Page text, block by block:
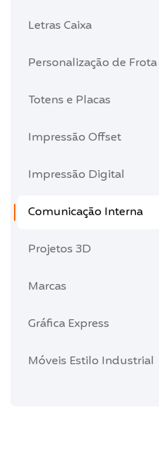
Letras Caixa
Personalização de Frota
Totens e Placas
Impressão Offset
Impressão Digital
Comunicação Interna
Projetos 3D
Marcas
Gráfica Express
Móveis Estilo Industrial